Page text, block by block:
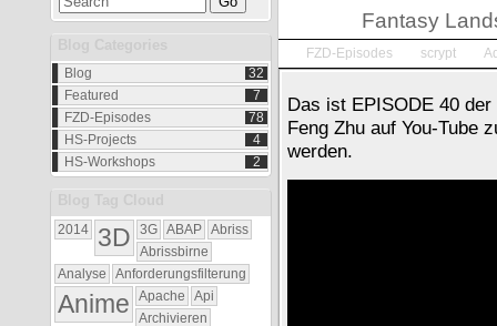
Blog
32
Featured
7
FZD-Episodes
78
HS-Projects
4
HS-Workshops
2
2014 3D 3G ABAP
Abriss
Abrissbirne
Analyse
Anforderungsfilterung
Anime Apache
Api
Archivieren
Fantasy
FZD-Episodes scrypt
Das ist EPI­SO­DE 40
Feng Zhu auf You-Tu­be
wer­den.